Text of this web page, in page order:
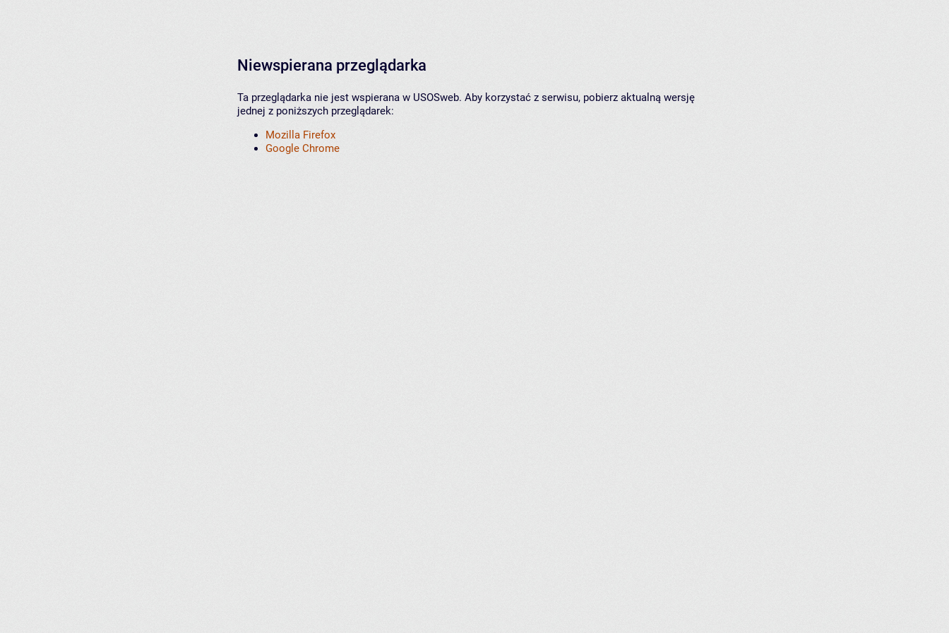
Niewspierana przeglądarka
Ta przeglądarka nie jest wspierana w USOSweb. Aby korzystać z serwisu, pobierz aktualną wersję
jednej z poniższych przeglądarek:
Mozilla Firefox
Google Chrome